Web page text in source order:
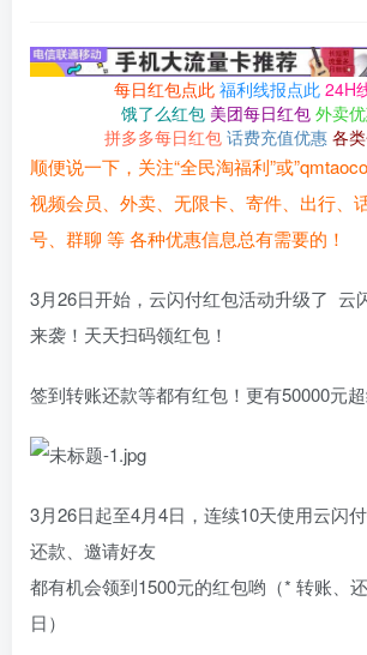
每日红包点此 福利线报点此 24H
饿了么红包 美团每日红包 外卖
拼多多每日红包 话费充值优惠 各
顺便说一下，关注“全民淘福利”或
视频会员、外卖、无限卡、寄件、出行、
号、群聊 等 各种优惠信息总有需要的！
3月26日开始，云闪付红包活动升级了 云
来袭！天天扫码领红包！
签到转账还款等都有红包！更有50000元超
3月26日起至4月4日，连续10天使用云闪付
还款、邀请好友
都有机会领到1500元的红包哟（* 转账、
日）